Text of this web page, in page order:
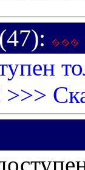
>>>